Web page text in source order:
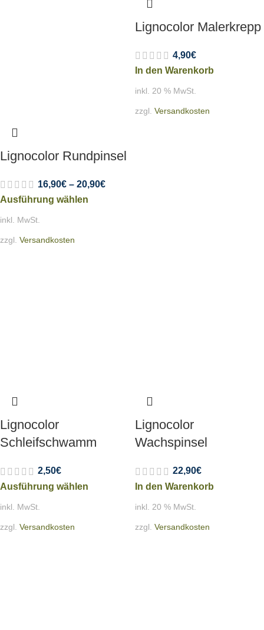
Lignocolor Rundpinsel
16,90€ – 20,90€
Ausführung wählen
inkl. MwSt.
zzgl. Versandkosten
Lignocolor Malerkrepp
4,90€
In den Warenkorb
inkl. 20 % MwSt.
zzgl. Versandkosten
Lignocolor
Schleifschwamm
2,50€
Ausführung wählen
inkl. MwSt.
zzgl. Versandkosten
Lignocolor
Wachspinsel
22,90€
In den Warenkorb
inkl. 20 % MwSt.
zzgl. Versandkosten